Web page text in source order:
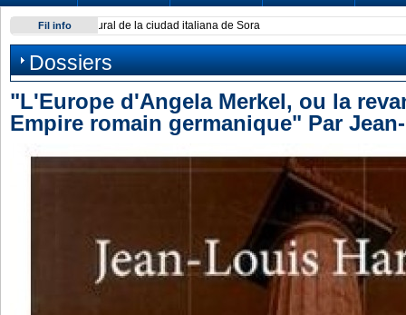
Fil info Fidan afirma que mayor temor de Israel es aislamiento
Dossiers
"L'Europe d'Angela Merkel, ou la
Empire romain germanique" Par